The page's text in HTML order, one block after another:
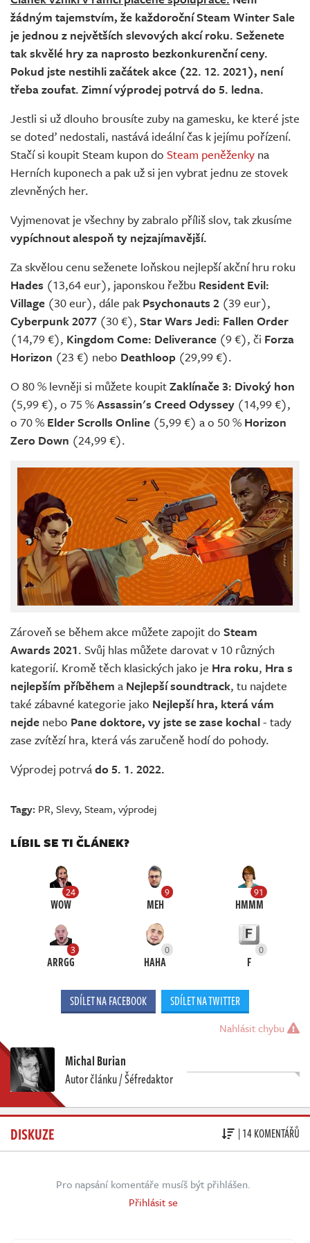
Živě
žádným tajemstvím, že každoroční Steam Winter Sale
je jednou z největších slevových akcí roku. Seženete
tak skvělé hry za naprosto bezkonkurenční ceny.
Pokud jste nestihli začátek akce (22. 12. 2021), není
třeba zoufat. Zimní výprodej potrvá do 5. ledna.
Jestli si už dlouho brousíte zuby na gamesku, ke které jste
se doteď nedostali, nastává ideální čas k jejímu pořízení.
Stačí si koupit Steam kupon do Steam peněženky na
Herních kuponech a pak už si jen vybrat jednu ze stovek
zlevněných her.
Vyjmenovat je všechny by zabralo příliš slov, tak zkusíme
vypíchnout alespoň ty nejzajímavější.
Za skvělou cenu seženete loňskou nejlepší akční hru roku
Hades (13,64 eur), japonskou řežbu Resident Evil:
Village (30 eur), dále pak Psychonauts 2 (39 eur),
Cyberpunk 2077 (30 €), Star Wars Jedi: Fallen Order
(14,79 €), Kingdom Come: Deliverance (9 €), či Forza
Horizon (23 €) nebo Deathloop (29,99 €).
O 80 % levněji si můžete koupitZaklínače 3: Divoký hon
(5,99 €), o 75 %Assassin's Creed Odyssey (14,99 €),
o 70 % Elder Scrolls Online (5,99 €) a o 50 % Horizon
Zero Down (24,99 €).
Zároveň se během akce můžete zapojit do Steam
Awards 2021. Svůj hlas můžete darovat v 10 různých
kategorií. Kromě těch klasických jako je Hra roku, Hra s
nejlepším příběhem a Nejlepší soundtrack, tu najdete
také zábavné kategorie jako Nejlepší hra, která vám
nejde nebo Pane doktore, vy jste se zase kochal- tady
zase zvítězí hra, která vás zaručeně hodí do pohody.
Výprodej potrvádo 5. 1. 2022.
Tagy: PR,Slevy,Steam,výprodej
LÍBIL SE TI ČLÁNEK?
24
WOW
9
MEH
91
HMMM
3
ARRGG
0
HAHA
0
F
SDÍLET NA FACEBOOK SDÍLET NA TWITTER
Nahlásit chybu
Michal Burian
Autor článku / Šéfredaktor
DISKUZE | 14 KOMENTÁŘŮ
Pro napsání komentáře musíš být přihlášen.
Přihlásit se